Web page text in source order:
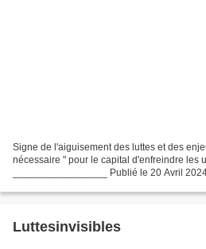
Signe de l'aiguisement des luttes et des
nécessaire " pour le capital d'enfreindre les
_________________ Publié le 20 Avril
Luttesinvisibles